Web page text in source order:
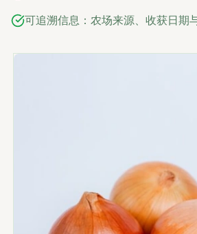
可追溯信息：农场来源、收获日期